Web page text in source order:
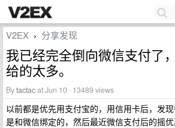
V2EX › 分享发现
我已经完全倒向微信支付了
给的太多。
Bytactacat Jun 10 · 13489 views
以前都是优先用支付宝的，用信用卡后，发
是和微信绑定的，然后最近微信支付后的摇